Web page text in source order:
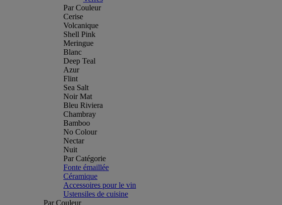
Par Couleur
Cerise
Volcanique
Shell Pink
Meringue
Blanc
Deep Teal
Azur
Flint
Sea Salt
Noir Mat
Bleu Riviera
Chambray
Bamboo
No Colour
Nectar
Nuit
Par Catégorie
Fonte émaillée
Céramique
Accessoires pour le vin
Ustensiles de cuisine
Par Couleur